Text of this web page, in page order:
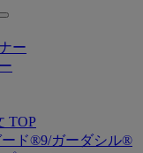
Open
ー
TOP
ード®9/ガーダシル®